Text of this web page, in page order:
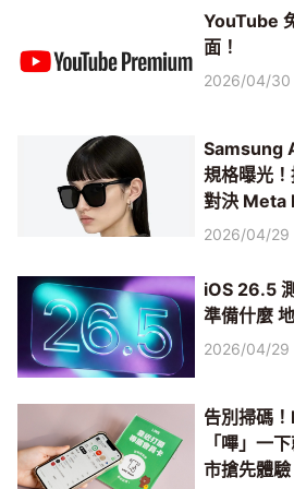
YouTube
面！
2026/04/30
Samsung
規格曝光
對決 Meta
2026/04/29
iOS 26.5
準備什麼
2026/04/29
告別掃碼
「嗶」一
市搶先體驗